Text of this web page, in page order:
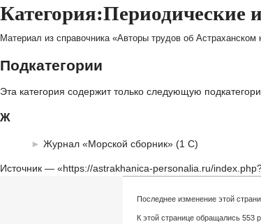
Категория:Периодические
Материал из справочника «Авторы трудов об Астраханском
Подкатегории
Эта категория содержит только следующую
Ж
► Журнал «Морской сборник»‎ (1 С)
Источник — «https://astrakhanica-personalia.ru/
Последнее изменение этой
К этой странице обращались 553